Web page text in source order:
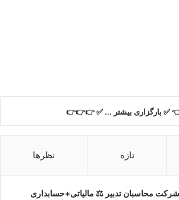
✅ بارگزاری بیشتر ... ✅ 👉👉👉
تازه نظرها
شرکت محاسبان تدبیر ⚖️ مالیاتی+حسابداری